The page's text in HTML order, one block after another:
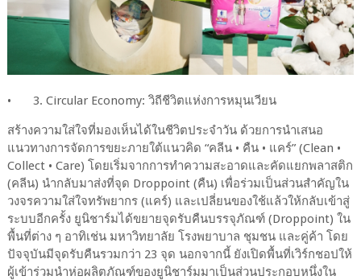
• 3. Circular Economy: วิถีชีวิตแห่งการหมุนเวียน
สร้างความใส่ใจที่มองเห็นได้ในชีวิตประจำวัน ด้วยการนำเสนอ
แนวทางการจัดการขยะภายใต้แนวคิด “คลีน • คืน • แคร์” (Clean •
Collect • Care) โดยเริ่มจากการทำความสะอาดและคัดแยกพลาสติก
(คลีน) นำกลับมาส่งที่จุด Droppoint (คืน) เพื่อร่วมเป็นส่วนสำคัญใน
วงจรความใส่ใจทรัพยากร (แคร์) และเปลี่ยนของใช้แล้วให้กลับเข้าสู่
ระบบอีกครั้ง ยูนิชาร์มได้ขยายจุดรับคืนบรรจุภัณฑ์ (Droppoint) ใน
พื้นที่ต่าง ๆ อาทิเช่น มหาวิทยาลัย โรงพยาบาล ชุมชน และคู่ค้า โดย
ปัจจุบันมีจุดรับคืนรวมกว่า 23 จุด นอกจากนี้ ยังเปิดพื้นที่เวิร์กชอปให้
ผู้เข้าร่วมนำห่อผลิตภัณฑ์ของยูนิชาร์มมาเป็นส่วนประกอบหนึ่งใน